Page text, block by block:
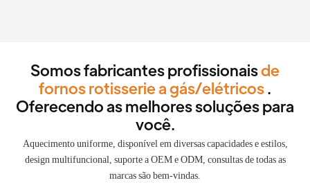
Somos fabricantes profissionaisde
fornos rotisserie a gás/elétricos.
Oferecendo as melhores soluções para
você.
Aquecimento uniforme, disponível em diversas capacidades e estilos,
design multifuncional, suporte a OEM e ODM, consultas de todas as
marcas são bem-vindas.